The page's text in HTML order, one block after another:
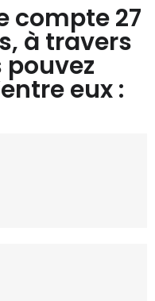
compte 27
à travers
eux :